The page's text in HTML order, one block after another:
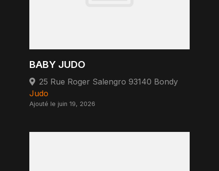
BABY JUDO
25 Rue Roger Salengro 93140 Bondy
Judo
Ajouté le juin 19, 2026